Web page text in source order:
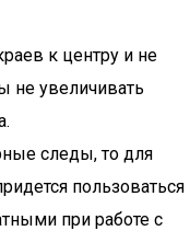
к центру и не
не увеличивать
следы, то для
пользоваться
при работе с